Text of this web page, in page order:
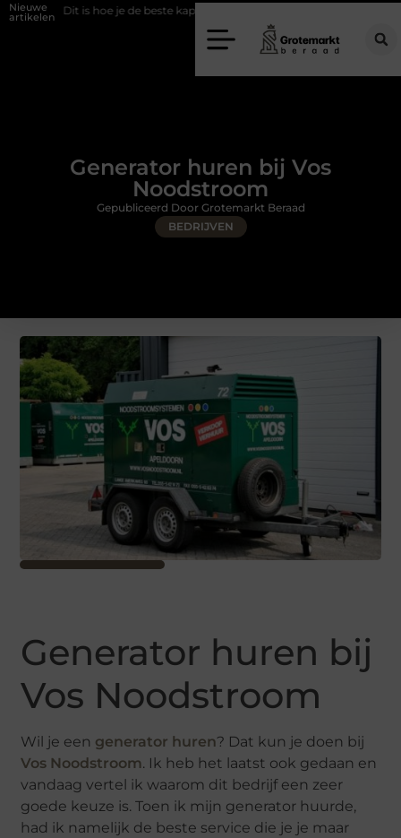
Nieuwe
artikelen
je de beste kapper in Arnhem kunt vinden
Generator huren bij Vos
Noodstroom
BEDRIJVEN
Gepubliceerd Door Grotemarkt Beraad
Generator huren bij
Vos Noodstroom
Wil je een generator huren? Dat kun je doen bij
Vos Noodstroom. Ik heb het laatst ook gedaan en
vandaag vertel ik waarom dit bedrijf een zeer
goede keuze is. Toen ik mijn generator huurde,
had ik namelijk de beste service die je je maar